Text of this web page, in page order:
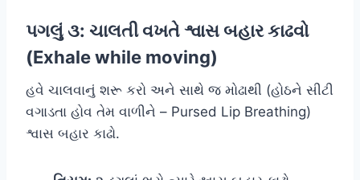
પગલું ૩: ચાલતી વખતે શ્વાસ બહાર કાઢવો
(Exhale while moving)
હવે ચાલવાનું શરૂ કરો અને સાથે જ મોઢાથી (હોઠને સીટી
વગાડતા હોવ તેમ વાળીને – Pursed Lip Breathing)
શ્વાસ બહાર કાઢો.